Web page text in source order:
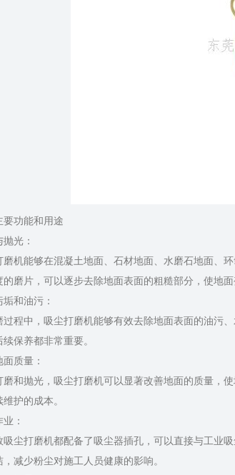
要功能和用途
光：
磨机能够在混凝土地面、石材地面、水磨石地面、
的磨片，可以逐步去除地面表面的粗糙部分，使地面
和油污：
过程中，吸尘打磨机能够有效去除地面表面的油污
续保养都非常重要。
质量：
磨和抛光，吸尘打磨机可以显著改善地面的质量，
维护的成本。
：
吸尘打磨机都配备了吸尘器插孔，可以直接与工业
，减少粉尘对施工人员健康的影响。